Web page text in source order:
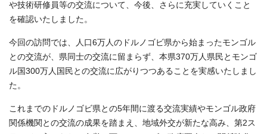
や技術研修員等の交流について、今後、さらに充実していくこと
を確認いたしました。
今回の訪問では、人口6万人のドルノゴビ県から始まったモンゴル
との交流が、県同士の交流に留まらず、本県370万人県民とモンゴ
ル国300万人国民との交流に広がりつつあることを実感いたしまし
た。
これまでのドルノゴビ県との5年間に渡る交流実績やモンゴル政府
関係機関との交流の成果を踏まえ、地域外交が新たな高み、第2ス